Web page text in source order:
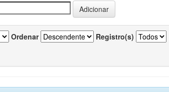
Ordenar Registro(s)